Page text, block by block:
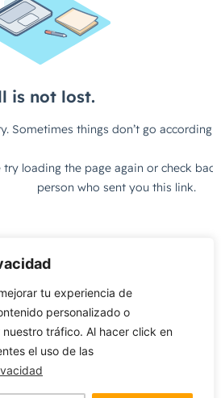
tu experiencia de
personalizado o
tráfico. Al hacer click en
el uso de las